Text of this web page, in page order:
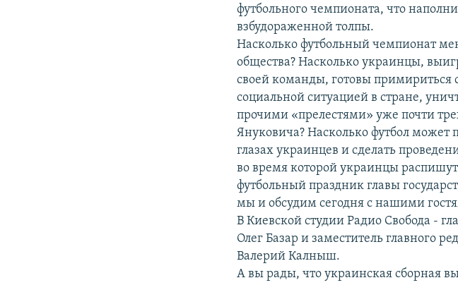
футбольного чемпионата, что
взбудораженной толпы.
Насколько футбольный чемпионат
общества? Насколько украинцы,
своей команды, готовы примириться
социальной ситуацией в стране,
прочими «прелестями» уже почти
Януковича? Насколько футбол может
глазах украинцев и сделать
во время которой украинцы
футбольный праздник главы
мы и обсудим сегодня с нашими
В Киевской студии Радио Свобода -
Олег Базар и заместитель главного
Валерий Калныш.
А вы рады, что украинская сборная